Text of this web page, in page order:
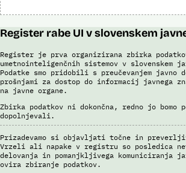
Register rabe UI v slovenskem
Register je prva organizirana zbirka
umetnointeligenčnih sistemov v slovenskem
Podatke smo pridobili s preučevanjem javno
prošnjami za dostop do informacij javnega
na javne organe.
Zbirka podatkov ni dokončna, redno jo bomo
dopolnjevali.
Prizadevamo si objavljati točne in
Vrzeli ali napake v registru so posledica
delovanja in pomanjkljivega komuniciranja
ovira zbiranje podatkov.